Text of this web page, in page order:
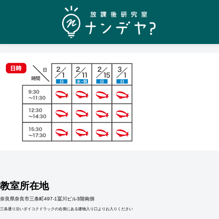
教室所在地
奈良県奈良市三条町497-1冨川ビル3階南側
三条通り沿いダイコクドラックの右側にある建物入り口よりお入りください